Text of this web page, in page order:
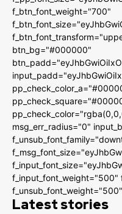
f_btn_font_weight="700"
btn_bg="#000000"
msg_err_radius="0"
Latest stories